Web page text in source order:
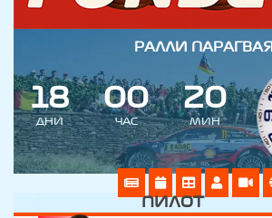
РАЛЛИ ПАРАГВАЯ
18
ДНИ
00
ЧАС
20
МИН
ПИЛОТ